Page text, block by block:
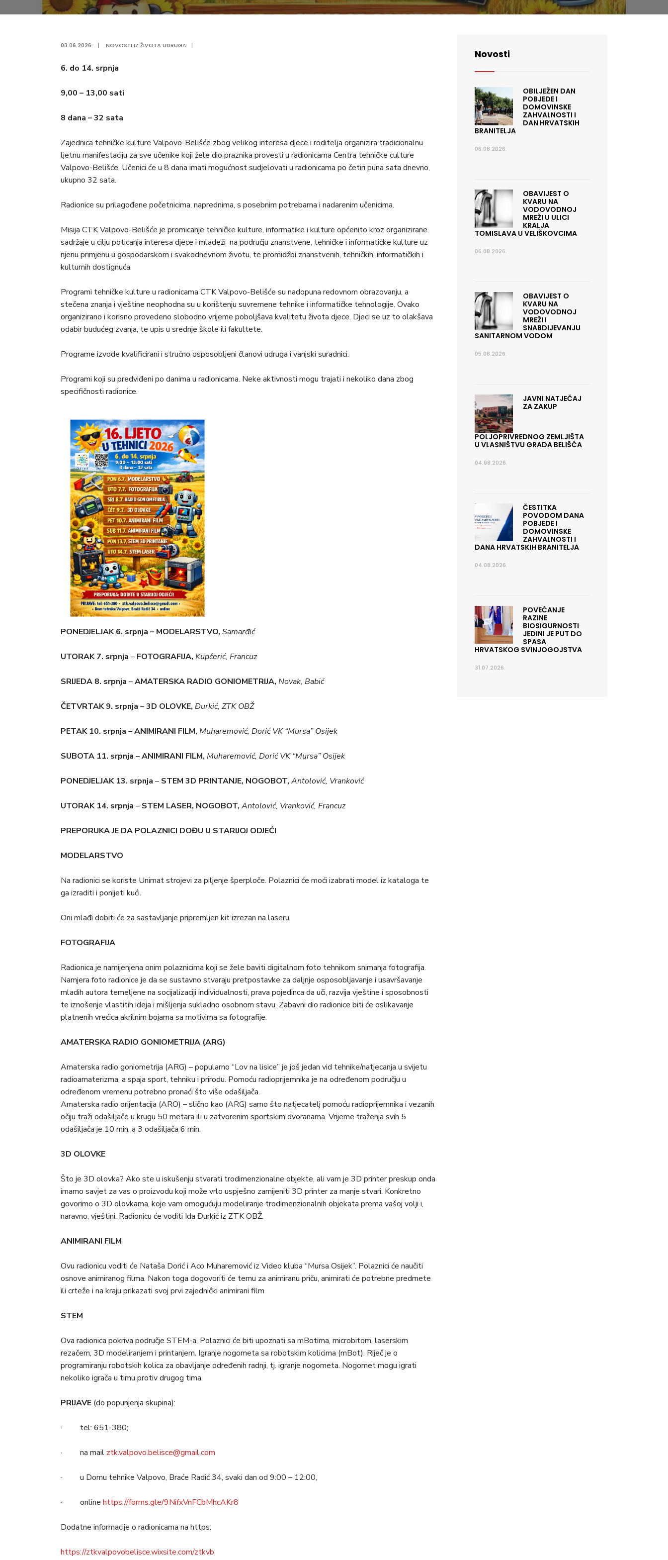
03.06.2026. | NOVOSTI IZ ŽIVOTA UDRUGA |
6. do 14. srpnja
9,00 – 13,00 sati
8 dana – 32 sata
Zajednica tehničke kulture Valpovo-Belišće zbog velikog interesa djece i roditelja organizira tradicionalnu
ljetnu manifestaciju za sve učenike koji žele dio praznika provesti u radionicama Centra tehničke culture
Valpovo-Belišće. Učenici će u 8 dana imati mogućnost sudjelovati u radionicama po četiri puna sata dnevno,
ukupno 32 sata.
Radionice su prilagođene početnicima, naprednima, s posebnim potrebama i nadarenim učenicima.
Misiја CTK Valpovo-Belišće je promicanje tehničke kulture, informatike i kulture općenito kroz organizirane
sadržaje u cilju poticanja interesa djece i mladeži na području znanstvene, tehničke i informatičke kulture uz
njenu primjenu u gospodarskom i svakodnevnom životu, te promidžbi znanstvenih, tehničkih, informatičkih i
kulturnih dostignuća.
Programi tehničke kulture u radionicama CTK Valpovo-Belišće su nadopuna redovnom obrazovanju, a
stečena znanja i vještine neophodna su u korištenju suvremene tehnike i informatičke tehnologije. Ovako
organizirano i korisno provedeno slobodno vrijeme poboljšava kvalitetu života djece. Djeci se uz to olakšava
odabir budućeg zvanja, te upis u srednje škole ili fakultete.
Programe izvode kvalificirani i stručno osposobljeni članovi udruga i vanjski suradnici.
Programi koji su predviđeni po danima u radionicama. Neke aktivnosti mogu trajati i nekoliko dana zbog
specifičnosti radionice.
PONEDJELJAK 6. srpnja – MODELARSTVO, Samarđić
UTORAK 7. srpnja – FOTOGRAFIJA, Kupčerić, Francuz
SRIJEDA 8. srpnja –AMATERSKA RADIO GONIOMETRIJA, Novak, Babić
ČETVRTAK 9. srpnja –3D OLOVKE, Đurkić, ZTK OBŽ
PETAK 10. srpnja –ANIMIRANI FILM, Muharemović, Dorić VK “Mursa” Osijek
SUBOTA 11. srpnja –ANIMIRANI FILM, Muharemović, Dorić VK “Mursa” Osijek
PONEDJELJAK 13. srpnja – STEM 3D PRINTANJE, NOGOBOT, Antolović, Vranković
UTORAK 14. srpnja – STEM LASER, NOGOBOT, Antolović, Vranković, Francuz
PREPORUKA JE DA POLAZNICI DOĐU U STARIJOJ ODJEĆI
MODELARSTVO
Na radionici se koriste Unimat strojevi za piljenje šperploče. Polaznici će moći izabrati model iz kataloga te
ga izraditi i ponijeti kući.
Oni mlađi dobiti će za sastavljanje pripremljen kit izrezan na laseru.
FOTOGRAFIJA
Radionica je namijenjena onim polaznicima koji se žele baviti digitalnom foto tehnikom snimanja fotografija.
Namjera foto radionice je da se sustavno stvaraju pretpostavke za daljnje osposobljavanje i usavršavanje
mladih autora temeljene na socijalizaciji individualnosti, prava pojedinca da uči, razvija vještine i sposobnosti
te iznošenje vlastitih ideja i mišljenja sukladno osobnom stavu. Zabavni dio radionice biti će oslikavanje
platnenih vrećica akrilnim bojama sa motivima sa fotografije.
AMATERSKA RADIO GONIOMETRIJA (ARG)
Amaterska radio goniometrija (ARG) – popularno “Lov na lisice” je još jedan vid tehnike/natjecanja u svijetu
radioamaterizma, a spaja sport, tehniku i prirodu. Pomoću radioprijemnika je na određenom području u
određenom vremenu potrebno pronaći što više odašiljača.
Amaterska radio orijentacija (ARO) – slično kao (ARG) samo što natjecatelj pomoću radioprijemnika i vezanih
očiju traži odašiljače u krugu 50 metara ili u zatvorenim sportskim dvoranama. Vrijeme traženja svih 5
odašiljača je 10 min, a 3 odašiljača 6 min.
3D OLOVKE
Što je 3D olovka? Ako ste u iskušenju stvarati trodimenzionalne objekte, ali vam je 3D printer preskup onda
imamo savjet za vas o proizvodu koji može vrlo uspješno zamijeniti 3D printer za manje stvari. Konkretno
govorimo o 3D olovkama, koje vam omogućuju modeliranje trodimenzionalnih objekata prema vašoj volji i,
naravno, vještini. Radionicu će voditi Ida Đurkić iz ZTK OBŽ.
ANIMIRANI FILM
Ovu radionicu voditi će Nataša Dorić i Aco Muharemović iz Video kluba “Mursa Osijek”. Polaznici će naučiti
osnove animiranog filma. Nakon toga dogovoriti će temu za animiranu priču, animirati će potrebne predmete
ili crteže i na kraju prikazati svoj prvi zajednički animirani film
STEM
Ova radionica pokriva područje STEM-a. Polaznici će biti upoznati sa mBotima, microbitom, laserskim
rezačem, 3D modeliranjem i printanjem. Igranje nogometa sa robotskim kolicima (mBot). Riječ je o
programiranju robotskih kolica za obavljanje određenih radnji, tj. igranje nogometa. Nogomet mogu igrati
nekoliko igrača u timu protiv drugog tima.
PRIJAVE (do popunjenja skupina):
· tel: 651-380;
· na mail ztk.valpovo.belisce@gmail.com
· u Domu tehnike Valpovo, Braće Radić 34, svaki dan od 9:00 – 12:00,
· online https://forms.gle/9NifxVnFCbMhcAKr8
Dodatne informacije o radionicama na https:
https://ztkvalpovobelisce.wixsite.com/ztkvb
Novosti
OBILJEŽEN DAN
POBJEDE I
DOMOVINSKE
ZAHVALNOSTI I
DAN HRVATSKIH
BRANITELJA
06.08.2026.
OBAVIJEST O
KVARU NA
VODOVODNOJ
MREŽI U ULICI
KRALJA
TOMISLAVA U VELIŠKOVCIMA
06.08.2026.
OBAVIJEST O
KVARU NA
VODOVODNOJ
MREŽI I
SNABDIJEVANJU
SANITARNOM VODOM
05.08.2026.
JAVNI NATJEČAJ
ZA ZAKUP
POLJOPRIVREDNOG ZEMLJIŠTA
U VLASNIŠTVU GRADA BELIŠĆA
04.08.2026.
ČESTITKA
POVODOM DANA
POBJEDE I
DOMOVINSKE
ZAHVALNOSTI I
DANA HRVATSKIH BRANITELJA
04.08.2026.
POVEĆANJE
RAZINE
BIOSIGURNOSTI
JEDINI JE PUT DO
SPASA
HRVATSKOG SVINJOGOJSTVA
31.07.2026.